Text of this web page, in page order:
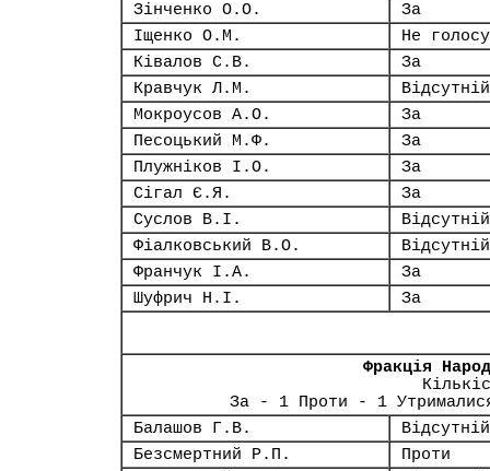
Зінченко О.О.
За
Іщенко О.М.
Не
Ківалов С.В.
За
Кравчук Л.М.
Відсутній
Мокроусов А.О.
За
Песоцький М.Ф.
За
Плужніков І.О.
За
Сігал Є.Я.
За
Суслов В.І.
Відсутній
Фіалковський В.О.
Відсутній
Франчук І.А.
За
Шуфрич Н.І.
За
Фракція
За - 1 Проти - 1
Балашов Г.В.
Відсутній
Безсмертний Р.П.
Проти